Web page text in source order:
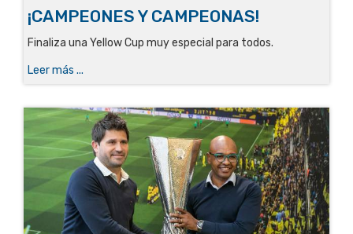
¡CAMPEONES Y CAMPEONAS!
Finaliza una Yellow Cup muy especial para todos.
Leer más ...